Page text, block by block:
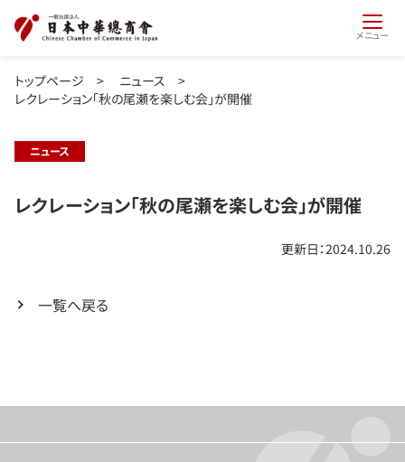
メニュー
トップページ > ニュース >
レクレーション「秋の尾瀬を楽しむ会」が開催
ニュース
レクレーション「秋の尾瀬を楽しむ会」が開催
更新日：2024.10.26
一覧へ戻る